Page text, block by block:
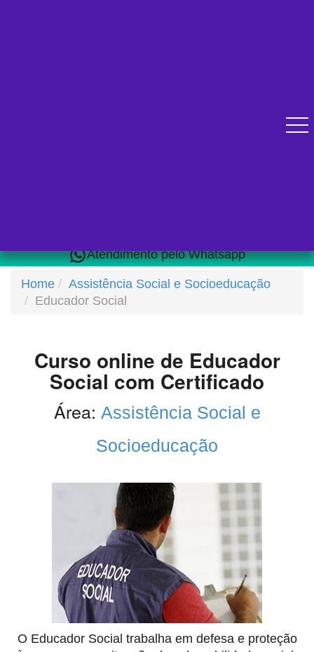
Atendimento pelo Whatsapp
Home
Assistência Social e Socioeducação
Educador Social
Curso online de Educador
Social com Certificado
Área: Assistência Social e
Socioeducação
O Educador Social trabalha em defesa e proteção